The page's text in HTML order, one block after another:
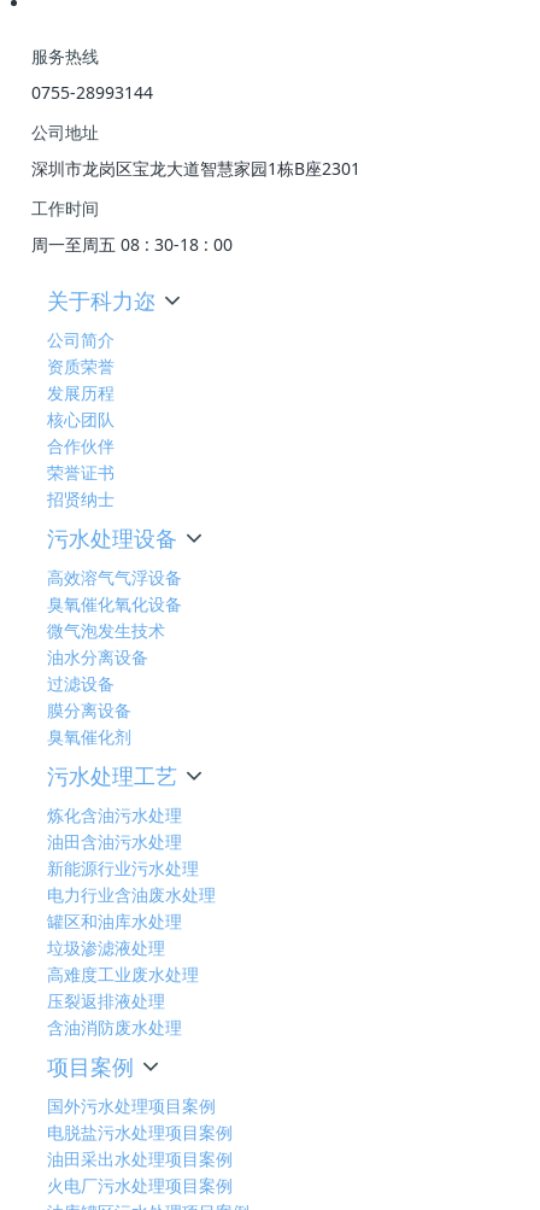
服务热线
0755-28993144
公司地址
深圳市龙岗区宝龙大道智慧家园1栋B座2301
工作时间
周一至周五 08 : 30-18 : 00
关于科力迩
公司简介
资质荣誉
发展历程
核心团队
合作伙伴
荣誉证书
招贤纳士
污水处理设备
高效溶气气浮设备
臭氧催化氧化设备
微气泡发生技术
油水分离设备
过滤设备
膜分离设备
臭氧催化剂
污水处理工艺
炼化含油污水处理
油田含油污水处理
新能源行业污水处理
电力行业含油废水处理
罐区和油库水处理
垃圾渗滤液处理
高难度工业废水处理
压裂返排液处理
含油消防废水处理
项目案例
国外污水处理项目案例
电脱盐污水处理项目案例
油田采出水处理项目案例
火电厂污水处理项目案例